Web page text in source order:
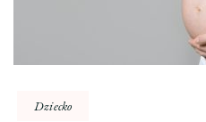
Dziecko